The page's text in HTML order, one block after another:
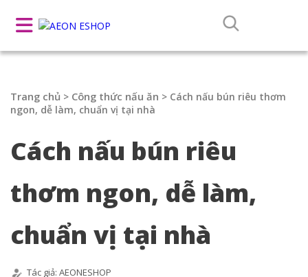
Trang chủ > Công thức nấu ăn > Cách nấu bún riêu thơm
ngon, dễ làm, chuẩn vị tại nhà
Cách nấu bún riêu
thơm ngon, dễ làm,
chuẩn vị tại nhà
Tác giả: AEONESHOP